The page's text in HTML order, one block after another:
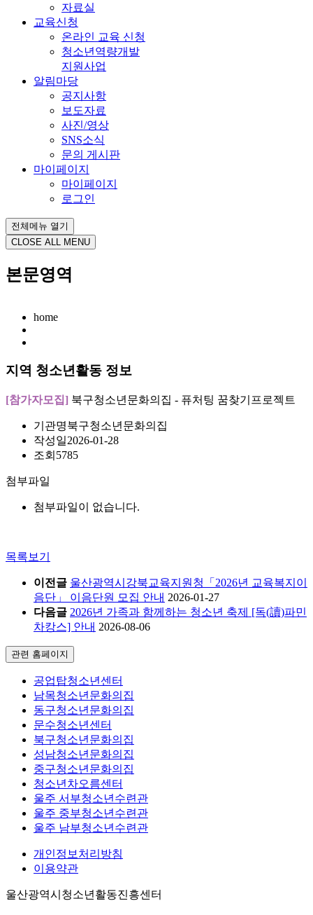
자료실
교육신청
온라인 교육 신청
청소년역량개발
지원사업
알림마당
공지사항
보도자료
사진/영상
SNS소식
문의 게시판
마이페이지
마이페이지
로그인
전체메뉴 열기
CLOSE ALL MENU
본문영역
home
지역 청소년활동 정보
[참가자모집] 북구청소년문화의집 - 퓨처팅 꿈찾기프로젝트
기관명북구청소년문화의집
작성일2026-01-28
조회 5785
첨부파일
첨부파일이 없습니다.
목록보기
이전글 울산광역시강북교육지원청「2026년 교육복지이
음단」 이음단원 모집 안내 2026-01-27
다음글 2026년 가족과 함께하는 청소년 축제 [독(讀)파민
차캉스] 안내 2026-08-06
관련 홈페이지
공업탑청소년센터
남목청소년문화의집
동구청소년문화의집
문수청소년센터
북구청소년문화의집
성남청소년문화의집
중구청소년문화의집
청소년차오름센터
울주 서부청소년수련관
울주 중부청소년수련관
울주 남부청소년수련관
개인정보처리방침
이용약관
울산광역시청소년활동진흥센터